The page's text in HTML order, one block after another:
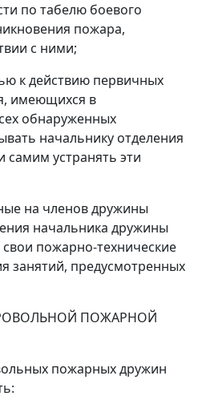
по табелю боевого
пожара,
с ними;
к действию первичных
имеющихся в
обнаруженных
начальнику отделения
устранять эти
на членов дружины
начальника дружины
свои пожарно-технические
занятий, предусмотренных
ПОЖАРНОЙ
пожарных дружин